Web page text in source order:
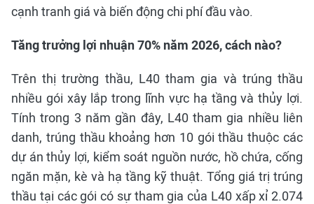
cạnh tranh giá và biến động chi phí đầu vào.
Tăng trưởng lợi nhuận 70% năm 2026, cách nào?
Trên thị trường thầu, L40 tham gia và trúng thầu
nhiều gói xây lắp trong lĩnh vực hạ tầng và thủy lợi.
Tính trong 3 năm gần đây, L40 tham gia nhiều liên
danh, trúng thầu khoảng hơn 10 gói thầu thuộc các
dự án thủy lợi, kiểm soát nguồn nước, hồ chứa, cống
ngăn mặn, kè và hạ tầng kỹ thuật. Tổng giá trị trúng
thầu tại các gói có sự tham gia của L40 xấp xỉ 2.074